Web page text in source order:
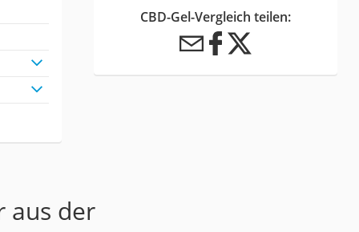
CBD-Gel-Vergleich teilen:
aus der